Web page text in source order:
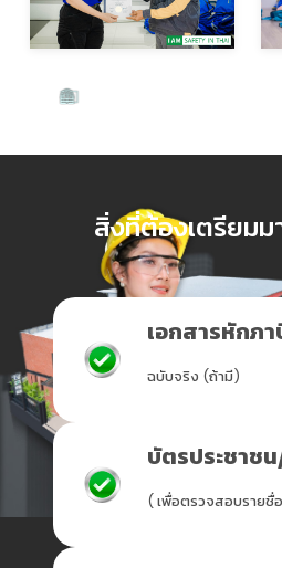
สิ่งที่ต้องเตรียมม
เอกสารหักภ
ฉบับจริง (ถ้ามี)
บัตรประชาช
( เพื่อตรวจสอบรายชื่